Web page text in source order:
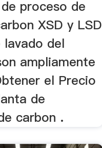
proceso de
XSD y LSD
lavado del
ampliamente
el Precio
de
carbon .